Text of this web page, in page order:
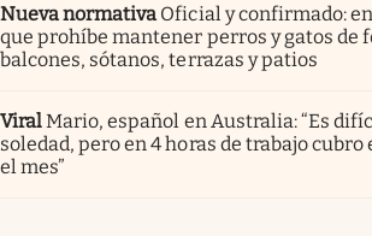
Nueva normativa Oficial y confirmado:
que prohíbe mantener perros y gatos de
balcones, sótanos, terrazas y patios
ViralMario, español en Australia: “Es
soledad, pero en 4 horas de trabajo
el mes”